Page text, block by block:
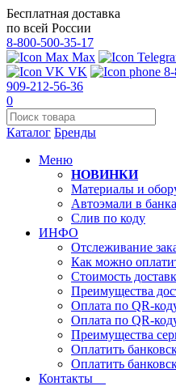
Бесплатная доставка
по всей России
8-800-500-35-17
Max
VK
909-212-56-36
0
Каталог Бренды
Меню
НОВИНКИ
Материалы и
Автоэмали в
Слив по коду
ИНФО
Отслеживание
Как можно
Стоимость
Преимущества
Оплата по QR-
Оплата по QR-
Преимущества
Оплатить
Оплатить
Контакты